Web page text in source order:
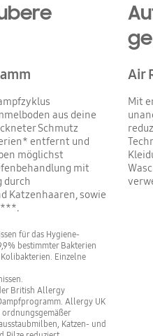
aus deine
Schmutz
entfernt und
möglichst
mit
durch
Katzenhaaren, sowie
für das Hygiene-
bestimmter Bakterien
Einzelne
British Allergy
Allergy UK
ordnungsgemäßer
Katzen- und
Air
Mit